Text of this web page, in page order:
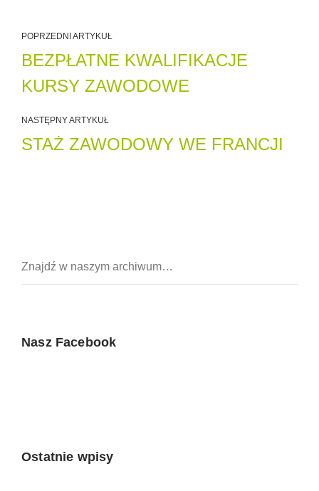
POPRZEDNI ARTYKUŁ
BEZPŁATNE KWALIFIKACJE
KURSY ZAWODOWE
NASTĘPNY ARTYKUŁ
STAŻ ZAWODOWY WE FRANCJI
Nasz Facebook
Ostatnie wpisy